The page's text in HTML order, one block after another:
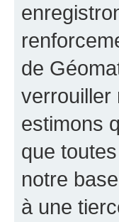
de
verrouiller
estimons
que
notre
à une